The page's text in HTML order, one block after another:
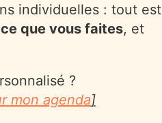
individuelles : tout est
que vous faites, et
?
mon agenda]